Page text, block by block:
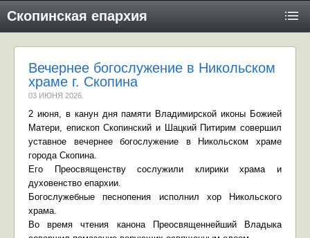
Скопинская епархия
Вечернее богослужение в Никольском
храме г. Скопина
03 ИЮНЯ 2026
2 июня, в канун дня памяти Владимирской иконы Божией
Матери, епископ Скопинский и Шацкий Питирим совершил
уставное вечернее богослужение в Никольском храме
города Скопина.
Его Преосвященству сослужили клирики храма и
духовенство епархии.
Богослужебные песнопения исполнил хор Никольского
храма.
Во время чтения канона Преосвященнейший Владыка